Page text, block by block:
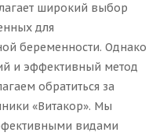
широкий выбор
для
беременности. Однако
и эффективный метод
обратиться за
«Витакор». Мы
видами